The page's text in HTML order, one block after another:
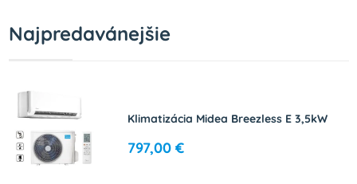
Najpredavánejšie
Klimatizácia Midea Breezless E 3,5kW
797,00 €